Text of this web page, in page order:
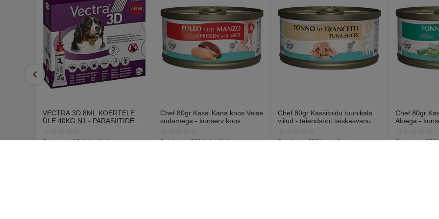
Tehnoloogilised lisandid:looduslikud antioksüdandid.
Hoida kuivas, jahedas kohas. Hoida eemal niiskusest.
Päritolumaa Holland
VECTRA 3D 8ML KOERTELE
ÜLE 40KG N1 - PARASIITIDE
Saadavus: 18 tk. tarnija laos
Chef 80gr Kassi Kana koos Veise
südamega - konserv koos
Saadavus: 312 tk. tarnija laos
Chef 80gr Kassitoidu tuunikala
viilud - täiendsööt täiskasvanud
Saadavus: 332 tk. tarnija laos
Chef 80gr
Aloega -
Saadavus: 332